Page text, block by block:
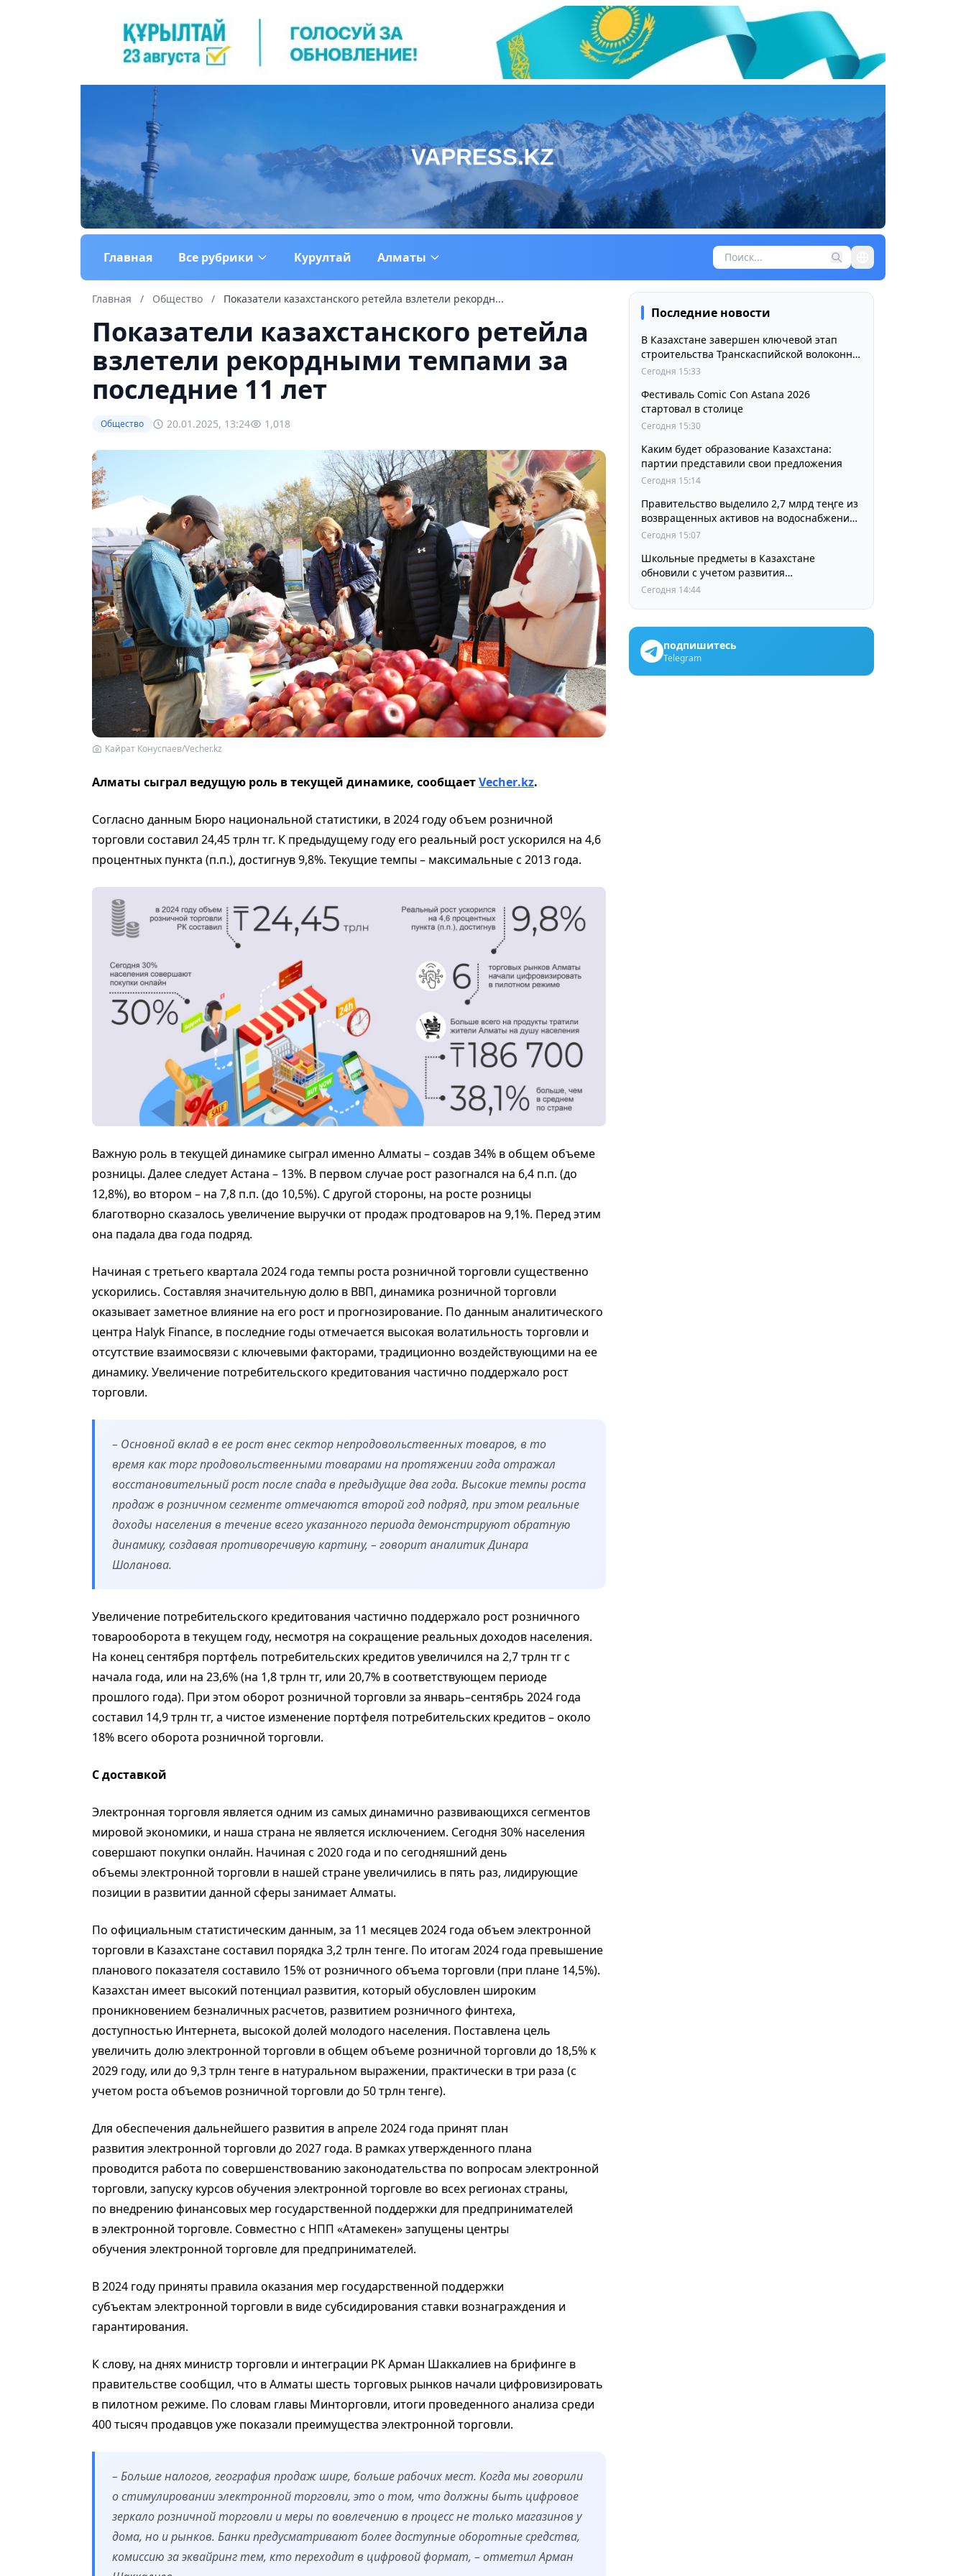
Главная Все рубрики Курултай Алматы
Главная / Общество / Показатели казахстанского ретейла взлетели рекордн...
Показатели казахстанского ретейла
взлетели рекордными темпами за
последние 11 лет
Общество 20.01.2025, 13:24 1,018
Кайрат Конуспаев/Vecher.kz
Алматы сыграл ведущую роль в текущей динамике, сообщаетVecher.kz.
Согласно данным Бюро национальной статистики, в 2024 году объем розничной
торговли составил 24,45 трлн тг. К предыдущему году его реальный рост ускорился на 4,6
процентных пункта (п.п.), достигнув 9,8%. Текущие темпы – максимальные с 2013 года.
Важную роль в текущей динамике сыграл именно Алматы – создав 34% в общем объеме
розницы. Далее следует Астана – 13%. В первом случае рост разогнался на 6,4 п.п. (до
12,8%), во втором – на 7,8 п.п. (до 10,5%). С другой стороны, на росте розницы
благотворно сказалось увеличение выручки от продаж продтоваров на 9,1%. Перед этим
она падала два года подряд.
Начиная с третьего квартала 2024 года темпы роста розничной торговли существенно
ускорились. Составляя значительную долю в ВВП, динамика розничной торговли
оказывает заметное влияние на его рост и прогнозирование. По данным аналитического
центра Halyk Finance, в последние годы отмечается высокая волатильность торговли и
отсутствие взаимосвязи с ключевыми факторами, традиционно воздействующими на ее
динамику. Увеличение потребительского кредитования частично поддержало рост
торговли.
– Основной вклад в ее рост внес сектор непродовольственных товаров, в то
время как торг продовольственными товарами на протяжении года отражал
восстановительный рост после спада в предыдущие два года. Высокие темпы роста
продаж в розничном сегменте отмечаются второй год подряд, при этом реальные
доходы населения в течение всего указанного периода демонстрируют обратную
динамику, создавая противоречивую картину, – говорит аналитик Динара
Шоланова.
Увеличение потребительского кредитования частично поддержало рост розничного
товарооборота в текущем году, несмотря на сокращение реальных доходов населения.
На конец сентября портфель потребительских кредитов увеличился на 2,7 трлн тг с
начала года, или на 23,6% (на 1,8 трлн тг, или 20,7% в соответствующем периоде
прошлого года). При этом оборот розничной торговли за январь–сентябрь 2024 года
составил 14,9 трлн тг, а чистое изменение портфеля потребительских кредитов – около
18% всего оборота розничной торговли.
С доставкой
Электронная торговля является одним из самых динамично развивающихся сегментов
мировой экономики, и наша страна не является исключением. Сегодня 30% населения
совершают покупки онлайн. Начиная с 2020 года и по сегодняшний день
объемы электронной торговли в нашей стране увеличились в пять раз, лидирующие
позиции в развитии данной сферы занимает Алматы.
По официальным статистическим данным, за 11 месяцев 2024 года объем электронной
торговли в Казахстане составил порядка 3,2 трлн тенге. По итогам 2024 года превышение
планового показателя составило 15% от розничного объема торговли (при плане 14,5%).
Казахстан имеет высокий потенциал развития, который обусловлен широким
проникновением безналичных расчетов, развитием розничного финтеха,
доступностью Интернета, высокой долей молодого населения. Поставлена цель
увеличить долю электронной торговли в общем объеме розничной торговли до 18,5% к
2029 году, или до 9,3 трлн тенге в натуральном выражении, практически в три раза (с
учетом роста объемов розничной торговли до 50 трлн тенге).
Для обеспечения дальнейшего развития в апреле 2024 года принят план
развития электронной торговли до 2027 года. В рамках утвержденного плана
проводится работа по совершенствованию законодательства по вопросам электронной
торговли, запуску курсов обучения электронной торговле во всех регионах страны,
по внедрению финансовых мер государственной поддержки для предпринимателей
в электронной торговле. Совместно с НПП «Атамекен» запущены центры
обучения электронной торговле для предпринимателей.
В 2024 году приняты правила оказания мер государственной поддержки
субъектам электронной торговли в виде субсидирования ставки вознаграждения и
гарантирования.
К слову, на днях министр торговли и интеграции РК Арман Шаккалиев на брифинге в
правительстве сообщил, что в Алматы шесть торговых рынков начали цифровизировать
в пилотном режиме. По словам главы Минторговли, итоги проведенного анализа среди
400 тысяч продавцов уже показали преимущества электронной торговли.
– Больше налогов, география продаж шире, больше рабочих мест. Когда мы говорили
о стимулировании электронной торговли, это о том, что должны быть цифровое
зеркало розничной торговли и меры по вовлечению в процесс не только магазинов у
дома, но и рынков. Банки предусматривают более доступные оборотные средства,
комиссию за эквайринг тем, кто переходит в цифровой формат, – отметил Арман
Последние новости
В Казахстане завершен ключевой этап
строительства Транскаспийской волоконно-
оптической линии связи
Сегодня 15:33
Фестиваль Comic Con Astana 2026
стартовал в столице
Сегодня 15:30
Каким будет образование Казахстана:
партии представили свои предложения
Сегодня 15:14
Правительство выделило 2,7 млрд теңге из
возвращенных активов на водоснабжение
сел в СКО
Сегодня 15:07
Школьные предметы в Казахстане
обновили с учетом развития
искусственного интеллекта
Сегодня 14:44
подпишитесь
Telegram